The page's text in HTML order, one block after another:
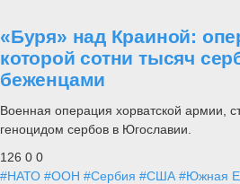
«Буря» над Краиной:
которой сотни тысяч
беженцами
Военная операция хорватской армии,
геноцидом сербов в Югославии.
126 0 0
#НАТО #ООН #Сербия #США #Южная